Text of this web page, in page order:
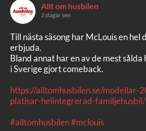
Allt om husbilen
2 dagar sen
Till nästa säsong har McLouis en hel
erbjuda.
Bland annat har en av de mest
i Sverige gjort comeback.
https://alltomhusbilen.se/modellar-
platisar-helintegrerad-familjehusbil/
#alltomhusbilen#mclouis